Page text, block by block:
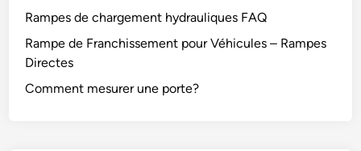
Rampes de chargement hydrauliques FAQ
Rampe de Franchissement pour Véhicules – Rampes
Directes
Comment mesurer une porte?